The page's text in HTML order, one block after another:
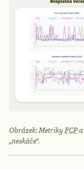
Obrázek: MetrikyFCPa
„neskáče“.